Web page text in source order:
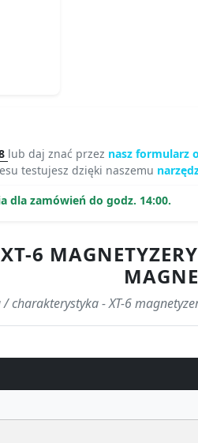
lub daj znać przez nasz formularz
testujesz dzięki naszemu
dla zamówień do godz. 14:00.
6
charakterystyka - XT-6